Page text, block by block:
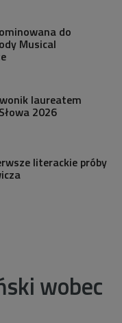
do
Musical
laureatem
2026
literackie próby
wobec